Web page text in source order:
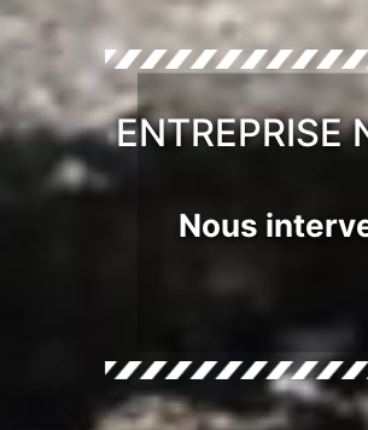
ENTREPRISE
Nous